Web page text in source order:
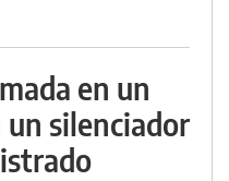
en un
silenciador